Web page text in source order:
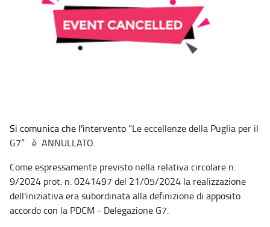
Si comunica che l'intervento “Le eccellenze della Puglia per il
G7” è ANNULLATO.
Come espressamente previsto nella relativa circolare n.
9/2024 prot. n. 0241497 del 21/05/2024 la realizzazione
dell'iniziativa era subordinataalla definizione di apposito
accordo con la PDCM - Delegazione G7.